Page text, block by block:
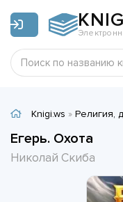
Knigi.ws » Религия,
Егерь. Охота
Николай Скиба